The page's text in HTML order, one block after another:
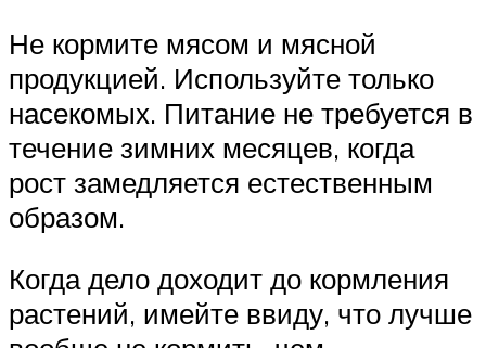
Не кормите мясом и мясной
продукцией. Используйте только
насекомых. Питание не требуется в
течение зимних месяцев, когда
рост замедляется естественным
образом.
Когда дело доходит до кормления
растений, имейте ввиду, что лучше